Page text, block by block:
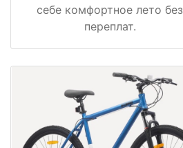
себе комфортное лето без
переплат.